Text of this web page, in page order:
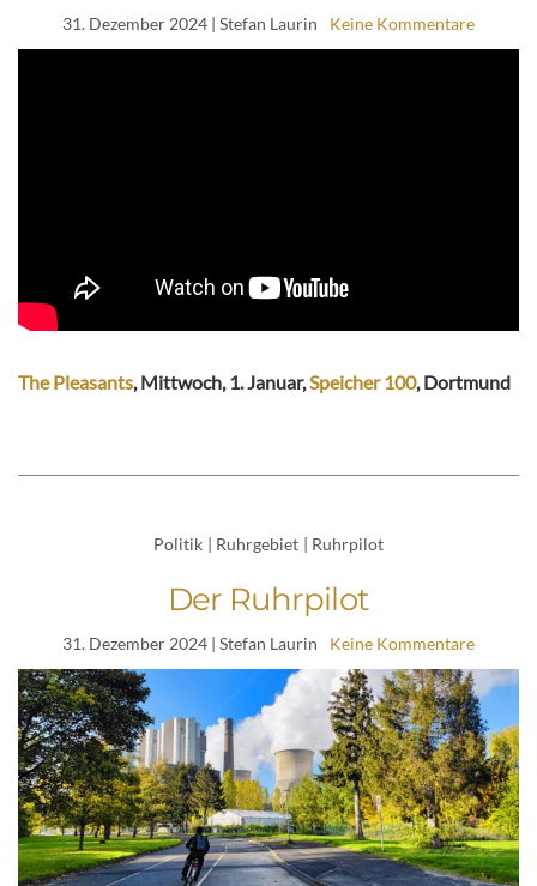
31. Dezember 2024 | Stefan Laurin Keine Kommentare
The Pleasants, Mittwoch, 1. Januar,Speicher 100, Dortmund
Politik | Ruhrgebiet | Ruhrpilot
Der Ruhrpilot
31. Dezember 2024 | Stefan Laurin Keine Kommentare